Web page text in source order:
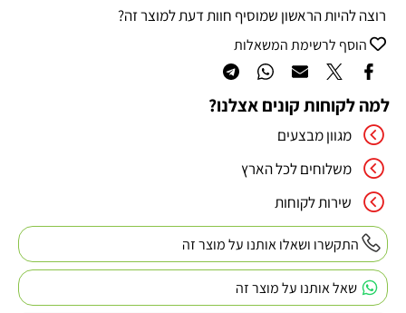
רוצה להיות הראשון שמוסיף חוות דעת למוצר זה?
הוסף לרשימת המשאלות
למה לקוחות קונים אצלנו?
מגוון מבצעים
משלוחים לכל הארץ
שירות לקוחות
התקשרו ושאלו אותנו על מוצר זה
שאל אותנו על מוצר זה